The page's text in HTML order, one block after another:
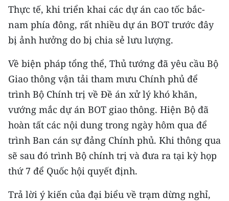
Thực tế, khi triển khai các dự án cao tốc bắc-
nam phía đông, rất nhiều dự án BOT trước đây
bị ảnh hưởng do bị chia sẻ lưu lượng.
Về biện pháp tổng thể, Thủ tướng đã yêu cầu Bộ
Giao thông vận tải tham mưu Chính phủ để
trình Bộ Chính trị về Đề án xử lý khó khăn,
vướng mắc dự án BOT giao thông. Hiện Bộ đã
hoàn tất các nội dung trong ngày hôm qua để
trình Ban cán sự đảng Chính phủ. Khi thông qua
sẽ sau đó trình Bộ chính trị và đưa ra tại kỳ họp
thứ 7 để Quốc hội quyết định.
Trả lời ý kiến của đại biểu về trạm dừng nghỉ,